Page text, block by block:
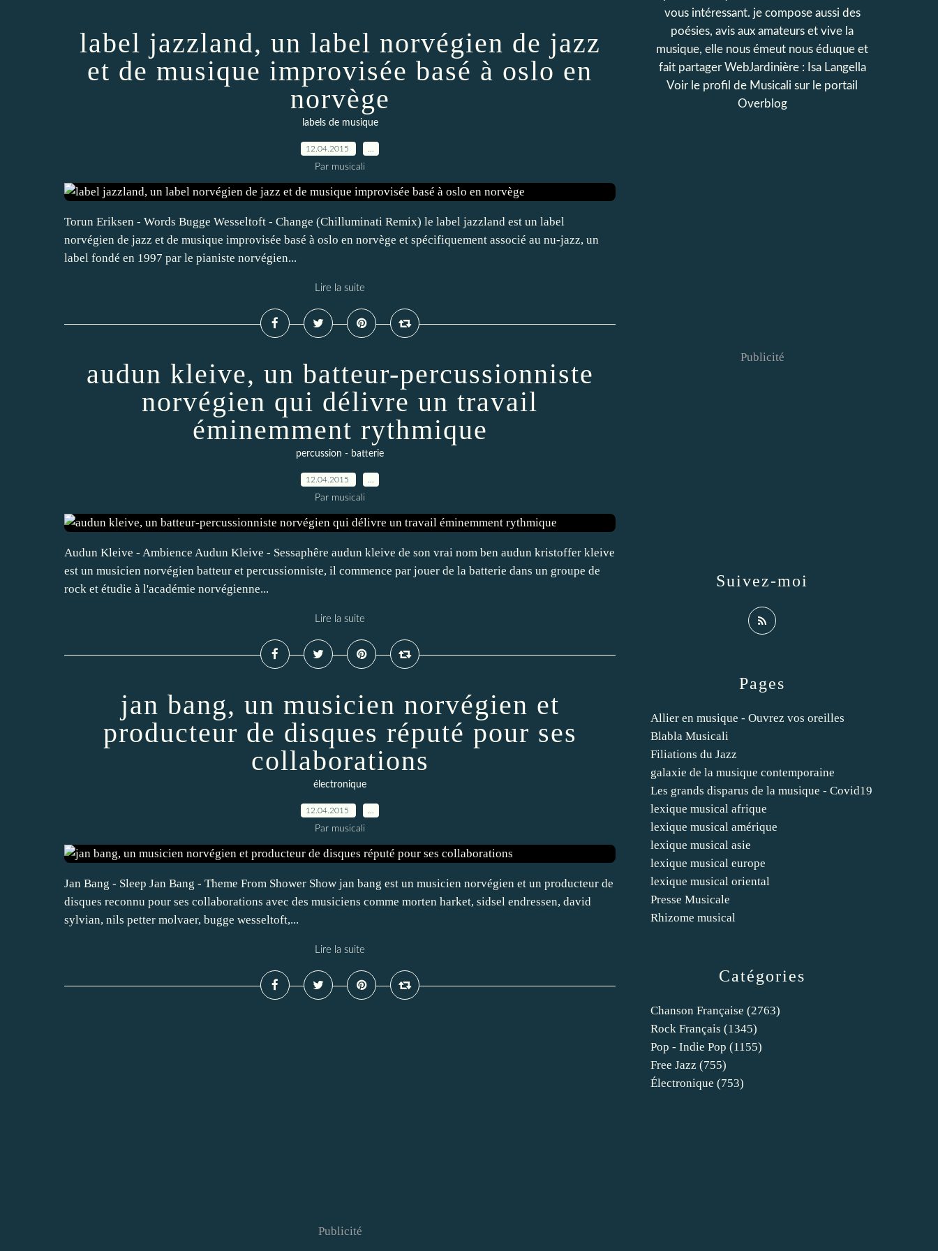
label jazzland, un label norvégien de jazz
et de musique improvisée basé à oslo en
norvège
labels de musique
12.04.2015
Par musicali
Torun Eriksen - Words Bugge Wesseltoft - Change (Chilluminati Remix) le label jazzland est un label
norvégien de jazz et de musique improvisée basé à oslo en norvège et spécifiquement associé au nu-jazz, un
label fondé en 1997 par le pianiste norvégien...
Lire la suite
audun kleive, un batteur-percussionniste
norvégien qui délivre un travail
éminemment rythmique
percussion - batterie
12.04.2015
Par musicali
Audun Kleive - Ambience Audun Kleive - Sessaphêre audun kleive de son vrai nom ben audun kristoffer kleive
est un musicien norvégien batteur et percussionniste, il commence par jouer de la batterie dans un groupe de
rock et étudie à l'académie norvégienne...
Lire la suite
jan bang, un musicien norvégien et
producteur de disques réputé pour ses
collaborations
électronique
12.04.2015
Par musicali
Jan Bang - Sleep Jan Bang - Theme From Shower Show jan bang est un musicien norvégien et un producteur de
disques reconnu pour ses collaborations avec des musiciens comme morten harket, sidsel endressen, david
sylvian, nils petter molvaer, bugge wesseltoft,...
Lire la suite
Publicité
Catégories
Chanson Française (2763)
Rock Français (1345)
Pop - Indie Pop (1155)
Free Jazz (755)
Électronique (753)
Pages
Allier en musique - Ouvrez vos oreilles
Blabla Musicali
Filiations du Jazz
galaxie de la musique contemporaine
Les grands disparus de la musique - Covid19
lexique musical afrique
lexique musical amérique
lexique musical asie
lexique musical europe
lexique musical oriental
Presse Musicale
Rhizome musical
vous intéressant. je compose aussi des
poésies, avis aux amateurs et vive la
musique, elle nous émeut nous éduque et
fait partager WebJardinière : Isa Langella
Voir le profil de Musicali sur le portail
Overblog
Suivez-moi
Publicité